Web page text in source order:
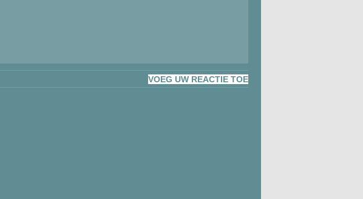
VOEG UW REACTIE TOE